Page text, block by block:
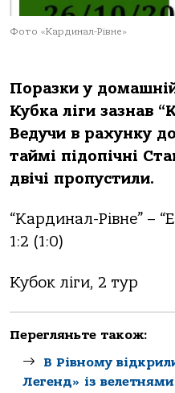
Фото «Кардинал-Рівне»
Поразки у
Кубка ліги зазнав
Ведучи в рахунку
таймі підопічні
двічі пропустили.
“Кардинал-Рівне” –
1:2 (1:0)
Кубок ліги, 2 тур
Перегляньте також:
В Рівному
Легенд» із